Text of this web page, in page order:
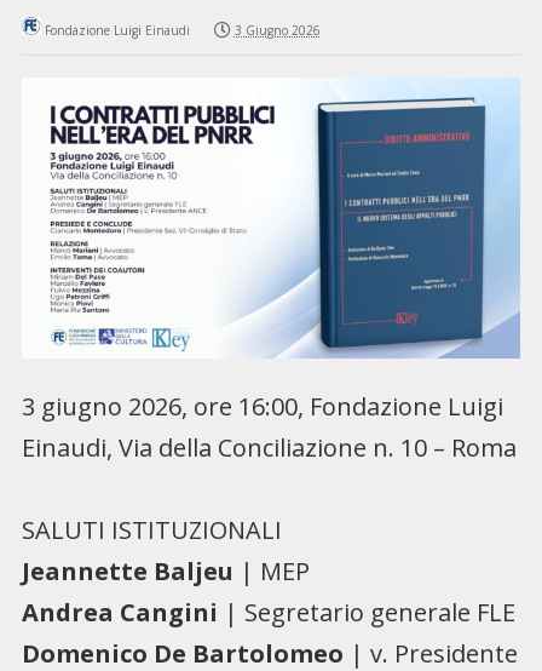
Fondazione Luigi Einaudi 3 Giugno 2026
3 giugno 2026, ore 16:00, Fondazione Luigi
Einaudi, Via della Conciliazione n. 10 – Roma
SALUTI ISTITUZIONALI
Jeannette Baljeu | MEP
Andrea Cangini | Segretario generale FLE
Domenico De Bartolomeo | v. Presidente